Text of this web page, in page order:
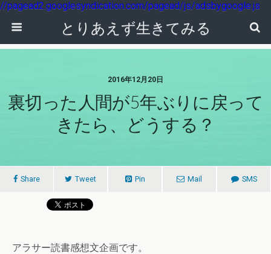
//pagead2.googlesyndication.com/pagead/js/adsbygoogle.js
とりあえず生きてみる
2016年12月20日
裏切った人間が5年ぶりに戻って
きたら、どうする？
Share Tweet Pin Mail SMS
アラサー読書感想文企画です。